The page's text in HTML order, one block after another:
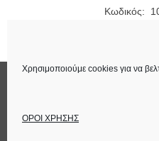
Χρησιμοποιούμε cookies για να
ΟΡΟΙ ΧΡΗΣΗΣ
Κωδικός: